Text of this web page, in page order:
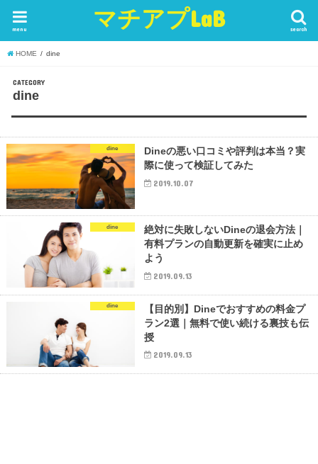
マチアプLaB search
menu
HOME dine
CATEGORY
dine
dine
Dineの悪い口コミや評判は本当？実
際に使って検証してみた
2019.10.07
dine
絶対に失敗しないDineの退会方法｜
有料プランの自動更新を確実に止め
よう
2019.09.13
dine
【目的別】Dineでおすすめの料金プ
ラン2選｜無料で使い続ける裏技も伝
授
2019.09.13